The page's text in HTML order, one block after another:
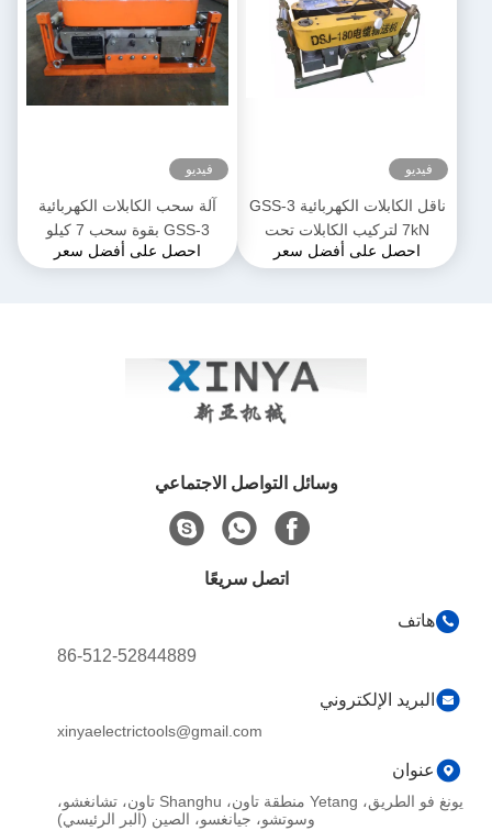
فيديو
ناقل الكابلات الكهربائية GSS-3
7kN لتركيب الكابلات تحت
الأرض
احصل على أفضل سعر
فيديو
آلة سحب الكابلات الكهربائية
GSS-3 بقوة سحب 7 كيلو
نيوتن، معتمدة من CE وتصميم
احصل على أفضل سعر
وسائل التواصل الاجتماعي
اتصل سريعًا
هاتف
86-512-52844889
البريد الإلكتروني
xinyaelectrictools@gmail.com
عنوان
يونغ فو الطريق، Yetang منطقة تاون، Shanghu تاون، تشانغشو،
وسوتشو، جيانغسو، الصين (البر الرئيسي)